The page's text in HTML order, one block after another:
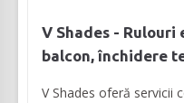
V Shades -
balcon, închidere
V Shades oferă servicii